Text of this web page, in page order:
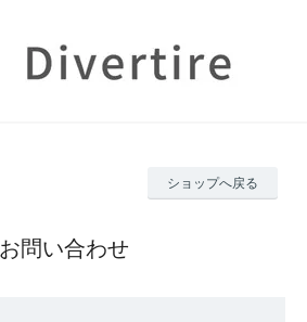
ショップへ戻る
お問い合わせ